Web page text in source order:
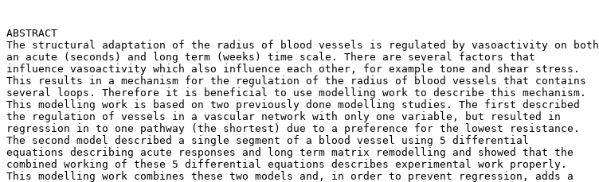
ABSTRACT
The structural adaptation of the radius of blood vessels is regulated by vasoactivity on both
an acute (seconds) and long term (weeks) time scale. There are several factors that
influence vasoactivity which also influence each other, for example tone and shear stress.
This results in a mechanism for the regulation of the radius of blood vessels that contains
several loops. Therefore it is beneficial to use modelling work to describe this mechanism.
This modelling work is based on two previously done modelling studies. The first described
the regulation of vessels in a vascular network with only one variable, but resulted in
regression in to one pathway (the shortest) due to a preference for the lowest resistance.
The second model described a single segment of a blood vessel using 5 differential
equations describing acute responses and long term matrix remodelling and showed that the
combined working of these 5 differential equations describes experimental work properly.
This modelling work combines these two models and, in order to prevent regression, adds a